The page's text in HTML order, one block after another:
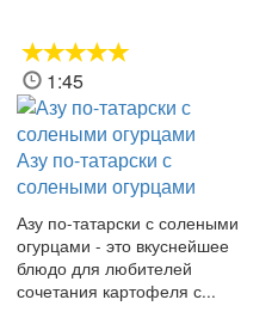
1:45
Азу по-татарски с
солеными огурцами
Азу по-татарски с солеными
огурцами - это вкуснейшее
блюдо для любителей
сочетания картофеля с...